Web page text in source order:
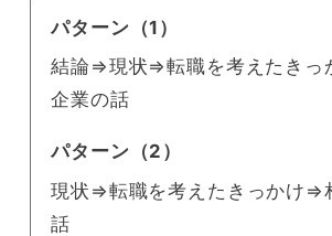
パターン（1）
結論⇒現状⇒転職を考えたきっ
企業の話
パターン（2）
現状⇒転職を考えたきっかけ⇒
話